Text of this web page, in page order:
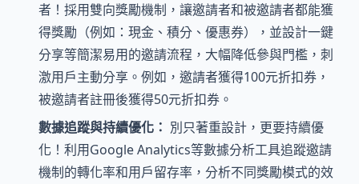
者！採用雙向獎勵機制，讓邀請者和被邀請者都能獲
得獎勵（例如：現金、積分、優惠券），並設計一鍵
分享等簡潔易用的邀請流程，大幅降低參與門檻，刺
激用戶主動分享。例如，邀請者獲得100元折扣券，
被邀請者註冊後獲得50元折扣券。
數據追蹤與持續優化： 別只著重設計，更要持續優
化！利用Google Analytics等數據分析工具追蹤邀請
機制的轉化率和用戶留存率，分析不同獎勵模式的效